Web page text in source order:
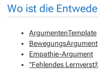
Wo ist die
ArgumentenTemplate
BewegungsArgument
Empathie-Argument
"Fehlendes